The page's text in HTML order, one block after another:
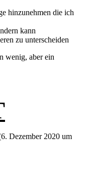
hinzunehmen die ich
kann
zu unterscheiden
wenig, aber ein
6. Dezember 2020 um